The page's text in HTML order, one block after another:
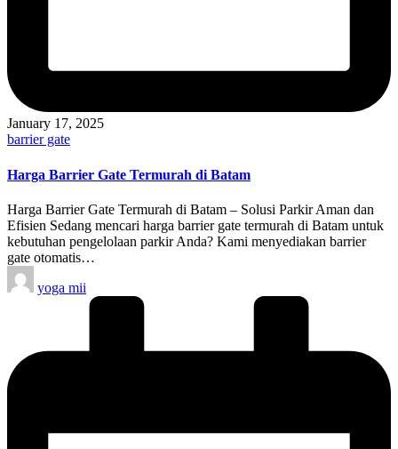
January 17, 2025
Posted
barrier gate
Harga Barrier Gate Termurah di Batam
Harga Barrier Gate Termurah di Batam – Solusi Parkir Aman dan
Efisien Sedang mencari harga barrier gate termurah di Batam untuk
kebutuhan pengelolaan parkir Anda? Kami menyediakan barrier
gate otomatis…
Posted
by
yoga mii